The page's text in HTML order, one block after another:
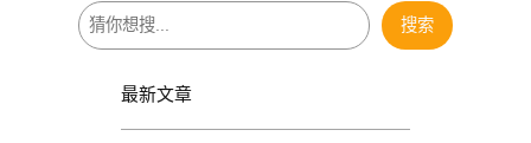
搜
索
搜索
最新文章